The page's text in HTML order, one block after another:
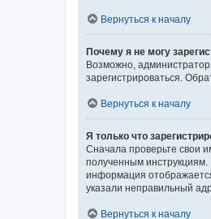
Вернуться к началу
Почему я не могу
Возможно,
зарегистрироваться.
Вернуться к началу
Я только что
Сначала проверьте свои
полученным
информация
указали неправильный
Вернуться к началу